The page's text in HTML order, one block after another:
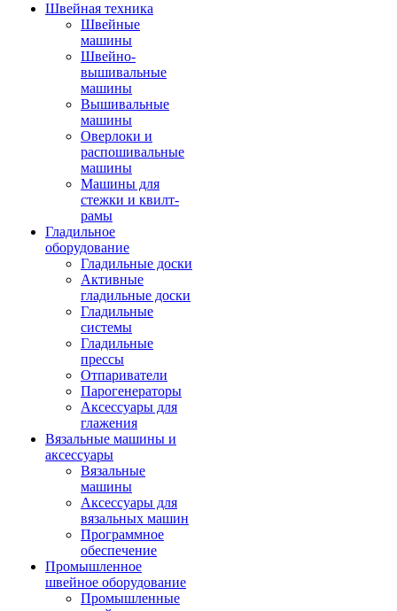
Швейная техника
Швейные
машины
Швейно-
вышивальные
машины
Вышивальные
машины
Оверлоки и
распошивальные
машины
Машины для
стежки и квилт-
рамы
Гладильное
оборудование
Гладильные доски
Активные
гладильные доски
Гладильные
системы
Гладильные
прессы
Отпариватели
Парогенераторы
Аксессуары для
глажения
Вязальные машины и
аксессуары
Вязальные
машины
Аксессуары для
вязальных машин
Программное
обеспечение
Промышленное
швейное оборудование
Промышленные